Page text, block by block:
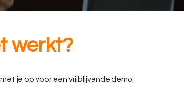
werkt?
je op voor een vrijblijvende demo.